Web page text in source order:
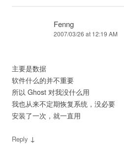
Fenng
2007/03/26 at 12:19 AM
主要是数据
软件什么的并不重要
所以 Ghost 对我没什么用
我也从来不定期恢复系统，没必要
安装了一次，就一直用
Reply ↓